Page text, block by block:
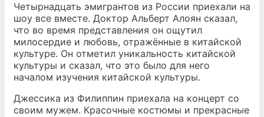
Четырнадцать эмигрантов из России приехали на
шоу все вместе. Доктор Альберт Алоян сказал,
что во время представления он ощутил
милосердие и любовь, отражённые в китайской
культуре. Он отметил уникальность китайской
культуры и сказал, что это было для него
началом изучения китайской культуры.
Джессика из Филиппин приехала на концерт со
своим мужем. Красочные костюмы и прекрасные